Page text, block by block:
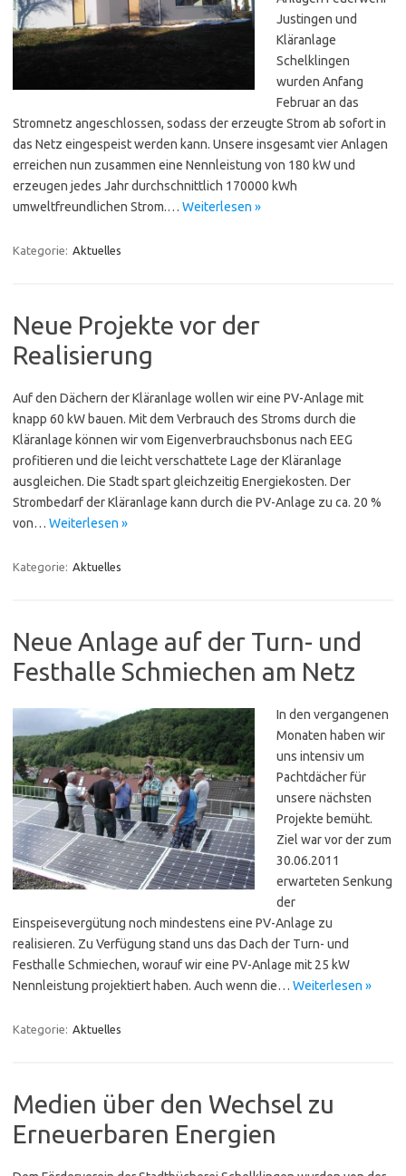
Justingen und
Kläranlage
Schelklingen
wurden Anfang
Februar an das
Stromnetz angeschlossen, sodass der erzeugte Strom ab sofort in
das Netz eingespeist werden kann. Unsere insgesamt vier Anlagen
erreichen nun zusammen eine Nennleistung von 180 kW und
erzeugen jedes Jahr durchschnittlich 170000 kWh
umweltfreundlichen Strom.… Weiterlesen »
Kategorie: Aktuelles
Neue Projekte vor der
Realisierung
Auf den Dächern der Kläranlage wollen wir eine PV-Anlage mit
knapp 60 kW bauen. Mit dem Verbrauch des Stroms durch die
Kläranlage können wir vom Eigenverbrauchsbonus nach EEG
profitieren und die leicht verschattete Lage der Kläranlage
ausgleichen. Die Stadt spart gleichzeitig Energiekosten. Der
Strombedarf der Kläranlage kann durch die PV-Anlage zu ca. 20 %
von… Weiterlesen »
Kategorie: Aktuelles
Neue Anlage auf der Turn- und
Festhalle Schmiechen am Netz
In den vergangenen
Monaten haben wir
uns intensiv um
Pachtdächer für
unsere nächsten
Projekte bemüht.
Ziel war vor der zum
30.06.2011
erwarteten Senkung
der
Einspeisevergütung noch mindestens eine PV-Anlage zu
realisieren. Zu Verfügung stand uns das Dach der Turn- und
Festhalle Schmiechen, worauf wir eine PV-Anlage mit 25 kW
Nennleistung projektiert haben. Auch wenn die… Weiterlesen »
Kategorie: Aktuelles
Medien über den Wechsel zu
Erneuerbaren Energien